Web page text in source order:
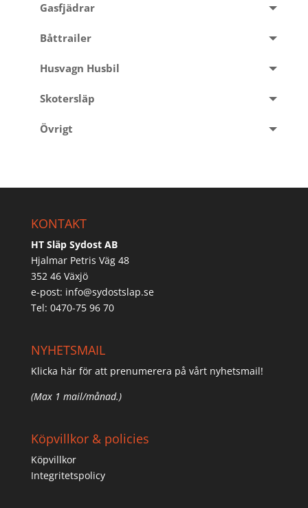
Gasfjädrar
Båttrailer
Husvagn Husbil
Skotersläp
Övrigt
KONTAKT
HT Släp Sydost AB
Hjalmar Petris Väg 48
352 46 Växjö
e-post: info@sydostslap.se
Tel: 0470-75 96 70
NYHETSMAIL
Klicka här för att prenumerera på vårt nyhetsmail!
(Max 1 mail/månad.)
Köpvillkor & policies
Köpvillkor
Integritetspolicy